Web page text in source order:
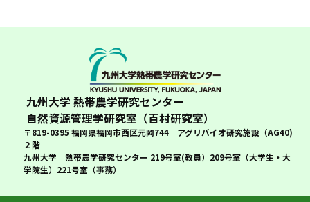
九州大学 熱帯農学研究センター
自然資源管理学研究室（百村研究室）
〒819-0395 福岡県福岡市西区元岡744 アグリバイオ研究施設（AG40)
２階
九州大学 熱帯農学研究センター 219号室(教員）209号室（大学生・大
学院生）221号室（事務）